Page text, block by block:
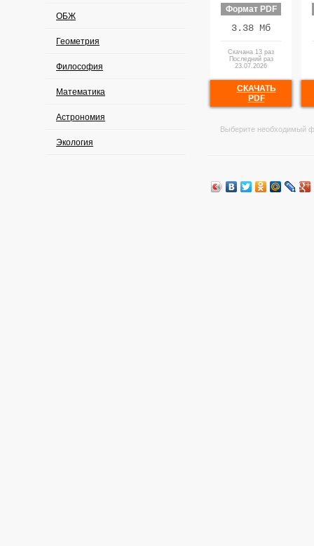
ОБЖ
Геометрия
Философия
Математика
Астрономия
Экология
Формат PDF
3.38 Мб
Скачана 13 раз
Последний раз
23.07.2026
СКАЧАТЬ
PDF
Выберите необходимый